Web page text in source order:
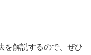
を解説するので、ぜひ